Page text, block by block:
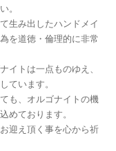
。
生み出したハンドメイ
を道徳・倫理的に非常
イトは一点ものゆえ、
ています。
も、オルゴナイトの機
めております。
迎え頂く事を心から祈